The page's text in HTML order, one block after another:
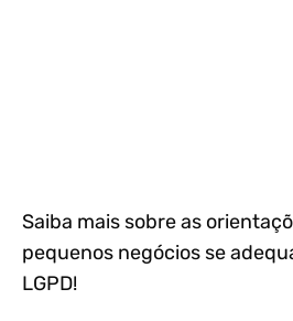
Saiba mais sobre as
pequenos negócios se
LGPD!